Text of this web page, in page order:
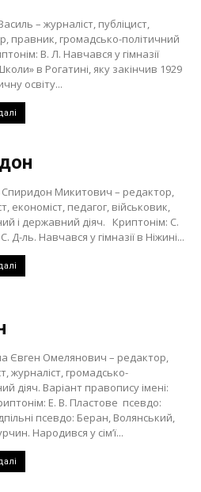
– журналіст, публіцист,
правник, громадсько-політичний
В. Л. Навчався у гімназії
в Рогатині, яку закінчив 1929
освіту...
Спиридон Микитович – редактор,
економіст, педагог, військовик,
і державний діяч. Криптонім: С.
Д-ль. Навчався у гімназії в Ніжині...
Євген Омелянович – редактор,
журналіст, громадсько-
діяч. Варіант правопису імені:
Е. В. Пластове псевдо:
псевдо: Беран, Волянський,
Народився у сім’ї...